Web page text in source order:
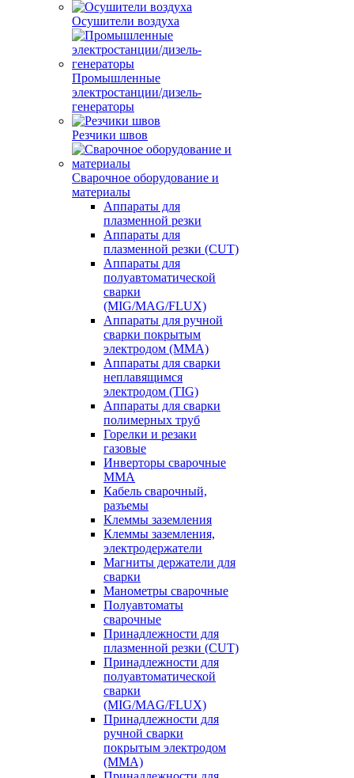
Осушители воздуха
Промышленные
электростанции/дизель-
генераторы
Резчики швов
Сварочное оборудование и
материалы
Аппараты для
плазменной резки
Аппараты для
плазменной резки (CUT)
Аппараты для
полуавтоматической
сварки
(MIG/MAG/FLUX)
Аппараты для ручной
сварки покрытым
электродом (MMA)
Аппараты для сварки
неплавящимся
электродом (TIG)
Аппараты для сварки
полимерных труб
Горелки и резаки
газовые
Инверторы сварочные
ММА
Кабель сварочный,
разъемы
Клеммы заземления
Клеммы заземления,
электродержатели
Магниты держатели для
сварки
Манометры сварочные
Полуавтоматы
сварочные
Принадлежности для
плазменной резки (CUT)
Принадлежности для
полуавтоматической
сварки
(MIG/MAG/FLUX)
Принадлежности для
ручной сварки
покрытым электродом
(MMA)